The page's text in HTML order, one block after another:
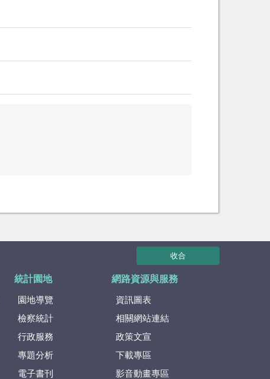
收合
統計園地
園地導覽
檢察統計
行政服務
專題分析
電子書刊
網路資源與服務
資訊圖表
相關網站連結
政策文宣
下載專區
影音動畫專區